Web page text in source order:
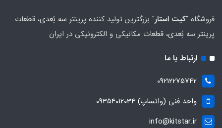
فروشگاه "کیت استار" بزرگترین تولید کننده پرینتر سه بُعدی، قطعات
پرینتر سه بُعدی، قطعات مکانیکی و الکترونیکی در ایران
ارتباط با ما
09212275742
واحد فنی (واتساپ) 09354012034
info@kitstar.ir